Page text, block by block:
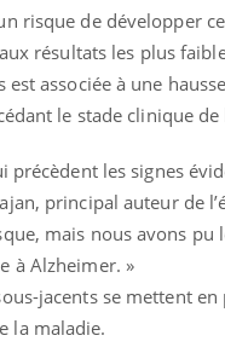
risque de développer
résultats les plus
associée à une
le stade clinique
les signes
principal auteur de
mais nous avons
à Alzheimer. »
jacents se mettent en
la maladie.
...